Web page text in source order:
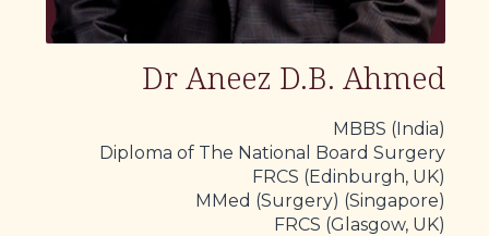
Dr Aneez D.B. Ahmed
MBBS (India)
Diploma of The National Board Surgery
FRCS (Edinburgh, UK)
MMed (Surgery) (Singapore)
FRCS (Glasgow, UK)